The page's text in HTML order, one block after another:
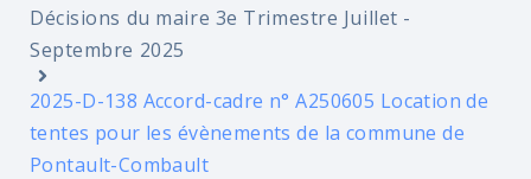
Décisions du maire 3e Trimestre Juillet -
Septembre 2025
2025-D-138 Accord-cadre n° A250605 Location de
tentes pour les évènements de la commune de
Pontault-Combault